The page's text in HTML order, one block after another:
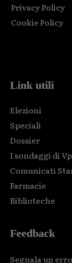
Privacy Policy
Cookie Policy
Link utili
Elezioni
Speciali
Dossier
I sondaggi di
Comunicati
Farmacie
Biblioteche
Feedback
Segnala un